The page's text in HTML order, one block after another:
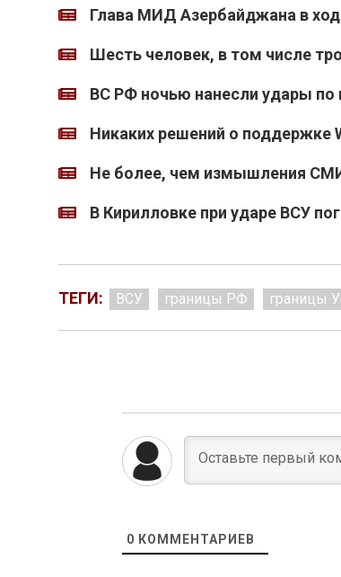
Глава МИД Азербайджана в
Шесть человек, в том числе
ВС РФ ночью нанесли удары по
Никаких решений о поддержке
Не более, чем измышления
В Кирилловке при ударе ВСУ
ТЕГИ: ВСУ границы РФ границы
0 КОММЕНТАРИЕВ